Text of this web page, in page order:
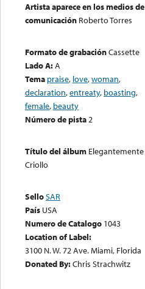
Artista aparece en los medios de
comunicación Roberto Torres
Formato de grabaciónCassette
Lado A:A
Tema praise, love,woman,
declaration,entreaty, boasting,
female, beauty
Número de pista2
Título del álbum Elegantemente
Criollo
SelloSAR
País USA
Numero de Catalogo 1043
Location of Label:
3100 N. W. 72 Ave. Miami, Florida
Donated By:Chris Strachwitz